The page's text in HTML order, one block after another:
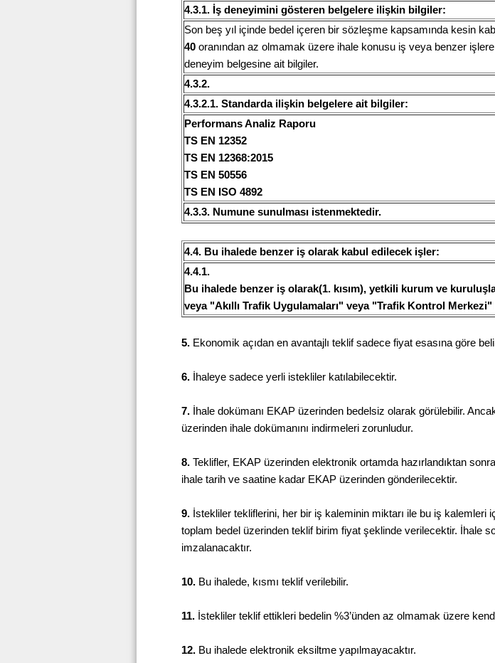
4.3.1. İş deneyimini gösteren belgelere ilişkin bilgiler:
Son beş yıl içinde bedel içeren bir sözleşme kapsamında kesin
40 oranından az olmamak üzere ihale konusu iş veya benzer
deneyim belgesine ait bilgiler.
4.3.2.
4.3.2.1. Standarda ilişkin belgelere ait bilgiler:
Performans Analiz Raporu
TS EN 12352
TS EN 12368:2015
TS EN 50556
TS EN ISO 4892
4.3.3. Numune sunulması istenmektedir.
4.4. Bu ihalede benzer iş olarak kabul edilecek işler:
4.4.1.
Bu ihalede benzer iş olarak(1. kısım), yetkili kurum ve
veya "Akıllı Trafik Uygulamaları" veya "Trafik Kontrol
5. Ekonomik açıdan en avantajlı teklif sadece fiyat esasına göre
6. İhaleye sadece yerli istekliler katılabilecektir.
7. İhale dokümanı EKAP üzerinden bedelsiz olarak görülebilir.
üzerinden ihale dokümanını indirmeleri zorunludur.
8. Teklifler, EKAP üzerinden elektronik ortamda hazırlandıktan
ihale tarih ve saatine kadar EKAP üzerinden gönderilecektir.
9. İstekliler tekliflerini, her bir iş kaleminin miktarı ile bu iş kalemleri
toplam bedel üzerinden teklif birim fiyat şeklinde verilecektir. İhale
imzalanacaktır.
10. Bu ihalede, kısmı teklif verilebilir.
11. İstekliler teklif ettikleri bedelin %3’ünden az olmamak üzere
12. Bu ihalede elektronik eksiltme yapılmayacaktır.